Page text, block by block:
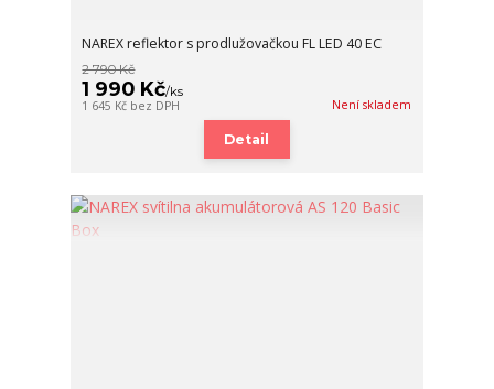
NAREX reflektor s prodlužovačkou FL LED 40 EC
2 790 Kč
1 990 Kč/ks
1 645 Kč bez DPH Není skladem
Detail